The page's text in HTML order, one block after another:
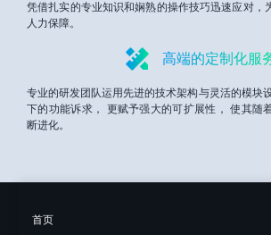
凭借扎实的专业知识和娴熟的操作技巧迅速应对，
人力保障。
高端的定制化服
专业的研发团队运用先进的技术架构与灵活的模块
下的功能诉求， 更赋予强大的可扩展性， 使其随
断进化。
首页